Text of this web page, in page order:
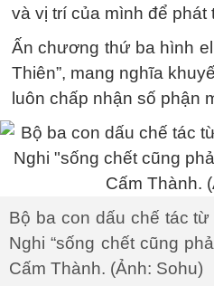
và vị trí của mình để phát
Ấn chương thứ ba hình
Thiên”, mang nghĩa
luôn chấp nhận số phận
Bộ ba con dấu chế tác
Nghi “sống chết cũng
Cấm Thành. (Ảnh: Sohu)